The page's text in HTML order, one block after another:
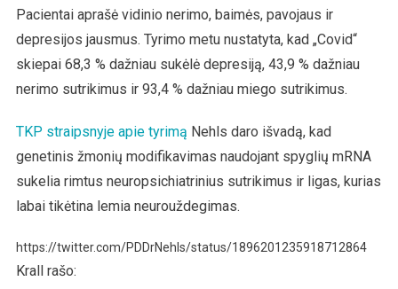
Pacientai aprašė vidinio nerimo, baimės, pavojaus ir
depresijos jausmus. Tyrimo metu nustatyta, kad „Covid“
skiepai 68,3 % dažniau sukėlė depresiją, 43,9 % dažniau
nerimo sutrikimus ir 93,4 % dažniau miego sutrikimus.
TKP straipsnyje apie tyrimą Nehls daro išvadą, kad
genetinis žmonių modifikavimas naudojant spyglių mRNA
sukelia rimtus neuropsichiatrinius sutrikimus ir ligas, kurias
labai tikėtina lemia neurouždegimas.
https://twitter.com/PDDrNehls/status/1896201235918712864
Krall rašo: